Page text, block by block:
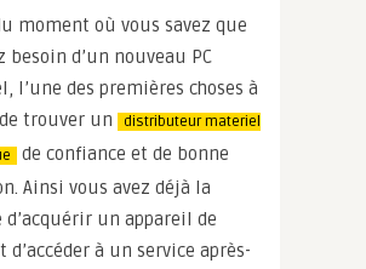
moment où vous savez que
besoin d’un nouveau PC
l’une des premières choses à
trouver un
distributeur materiel
de confiance et de bonne
Ainsi vous avez déjà la
un appareil de
à un service après-